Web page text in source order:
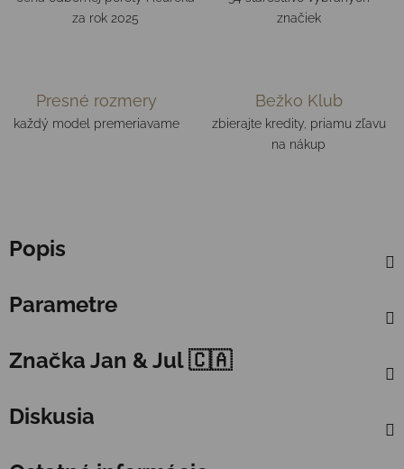
za rok 2025
značiek
Presné rozmery
každý model premeriavame
Bežko Klub
zbierajte kredity, priamu zľavu
na nákup
Popis
Parametre
Značka Jan & Jul 🇨🇦
Diskusia